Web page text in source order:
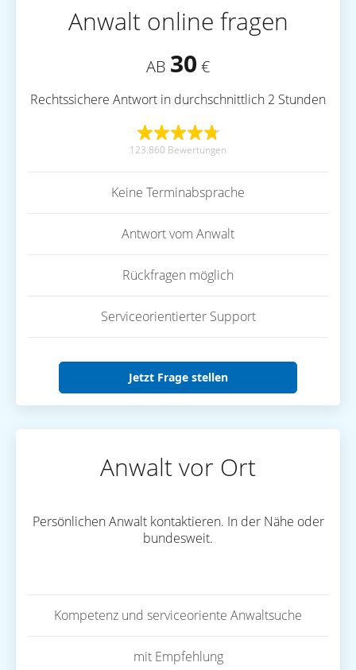
Anwalt online fragen
AB 30 €
Rechtssichere Antwort in durchschnittlich 2 Stunden
123.860 Bewertungen
Keine Terminabsprache
Antwort vom Anwalt
Rückfragen möglich
Serviceorientierter Support
Jetzt Frage stellen
Anwalt vor Ort
Persönlichen Anwalt kontaktieren. In der Nähe oder
bundesweit.
Kompetenz und serviceoriente Anwaltsuche
mit Empfehlung